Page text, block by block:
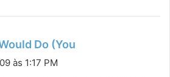
Do (You
às 1:17 PM